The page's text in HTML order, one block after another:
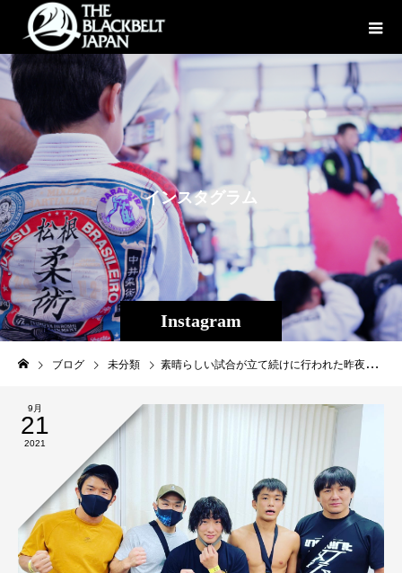
Instagram
インスタグラ ム
ブログ 未分類 素晴らしい試合が立て続けに行われた昨夜のプロフェッショナル修斗後楽園大会、第1試合に出場したTHE SHOOTO OKINAWAでの試合経験もある弱冠18歳内田タケル（パラエストラ松戸）磐石の1R2分バックチョーク一本勝ち！強いかったですね、将来超有望株です！#パラエストラ千葉ネットワーク#内田タケル#鶴屋浩#shooto0920
9月
21
2021